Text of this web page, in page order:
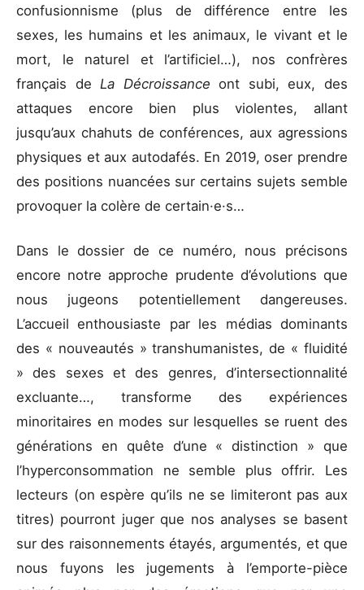
confusionnisme (plus de différence entre les
sexes, les humains et les animaux, le vivant et le
mort, le naturel et l’artificiel…), nos confrères
français de La Décroissanceont subi, eux, des
attaques encore bien plus violentes, allant
jusqu’aux chahuts de conférences, aux agressions
physiques et aux autodafés. En 2019, oser prendre
des positions nuancées sur certains sujets semble
provoquer la colère de certain·e·s…
Dans le dossier de ce numéro, nous précisons
encore notre approche prudente d’évolutions que
nous jugeons potentiellement dangereuses.
L’accueil enthousiaste par les médias dominants
des « nouveautés » transhumanistes, de « fluidité
» des sexes et des genres, d’intersectionnalité
excluante…, transforme des expériences
minoritaires en modes sur lesquelles se ruent des
générations en quête d’une « distinction » que
l’hyperconsommation ne semble plus offrir. Les
lecteurs (on espère qu’ils ne se limiteront pas aux
titres) pourront juger que nos analyses se basent
sur des raisonnements étayés, argumentés, et que
nous fuyons les jugements à l’emporte-pièce